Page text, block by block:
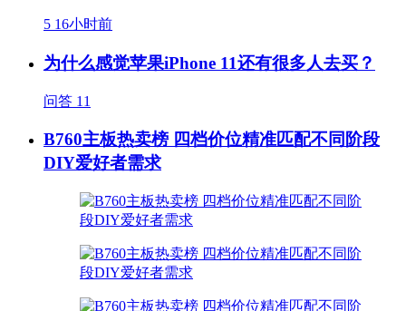
5 16小时前
为什么感觉苹果iPhone 11还有很多人去买？
问答 11
B760主板热卖榜 四档价位精准匹配不同阶段
DIY爱好者需求